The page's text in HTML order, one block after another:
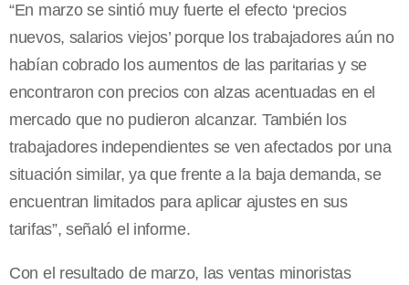
“En marzo se sintió muy fuerte el efecto ‘precios
nuevos, salarios viejos’ porque los trabajadores aún no
habían cobrado los aumentos de las paritarias y se
encontraron con precios con alzas acentuadas en el
mercado que no pudieron alcanzar. También los
trabajadores independientes se ven afectados por una
situación similar, ya que frente a la baja demanda, se
encuentran limitados para aplicar ajustes en sus
tarifas”, señaló el informe.
Con el resultado de marzo, las ventas minoristas